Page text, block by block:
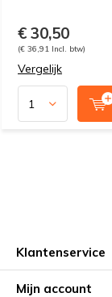
€ 30,50
(€ 36,91 Incl. btw)
Vergelijk
Klantenservice
Mijn account